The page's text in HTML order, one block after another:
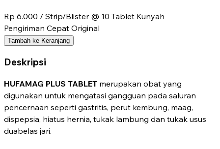
Rp 6.000 / Strip/Blister @ 10 Tablet Kunyah
Pengiriman Cepat Original
Tambah ke Keranjang
Deskripsi
HUFAMAG PLUS TABLET merupakan obat yang
digunakan untuk mengatasi gangguan pada saluran
pencernaan seperti gastritis, perut kembung, maag,
dispepsia, hiatus hernia, tukak lambung dan tukak usus
duabelas jari.